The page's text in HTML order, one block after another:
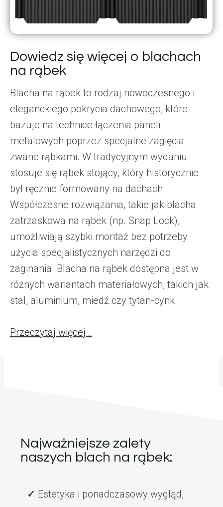
Dowiedz się więcej o blachach
na rąbek
Blacha na rąbek to rodzaj nowoczesnego i
eleganckiego pokrycia dachowego, które
bazuje na technice łączenia paneli
metalowych poprzez specjalne zagięcia
zwane rąbkami. W tradycyjnym wydaniu
stosuje się rąbek stojący, który historycznie
był ręcznie formowany na dachach.
Współczesne rozwiązania, takie jak blacha
zatrzaskowa na rąbek (np. Snap Lock),
umożliwiają szybki montaż bez potrzeby
użycia specjalistycznych narzędzi do
zaginania. Blacha na rąbek dostępna jest w
różnych wariantach materiałowych, takich jak
stal, aluminium, miedź czy tytan-cynk.
Przeczytaj więcej…
Najważniejsze zalety
naszych blach na rąbek:
Estetyka i ponadczasowy wygląd,